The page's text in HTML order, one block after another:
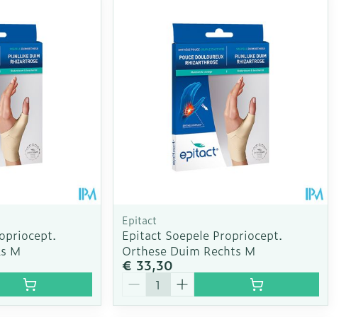
Parfums en
geurproducten
CBD
M
Epitact
Epitact Soepele Propriocept.
Orthese Duim Rechts M
€ 33,30
Aantal